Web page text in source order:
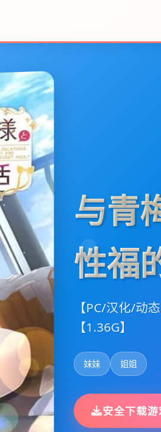
与青
性福
【PC/汉化/动
【1.36G】
妹妹 姐姐
安全下载游